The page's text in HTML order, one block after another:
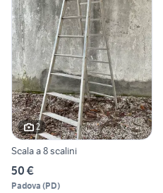
2
Scala a 8 scalini
50 €
Padova (PD)